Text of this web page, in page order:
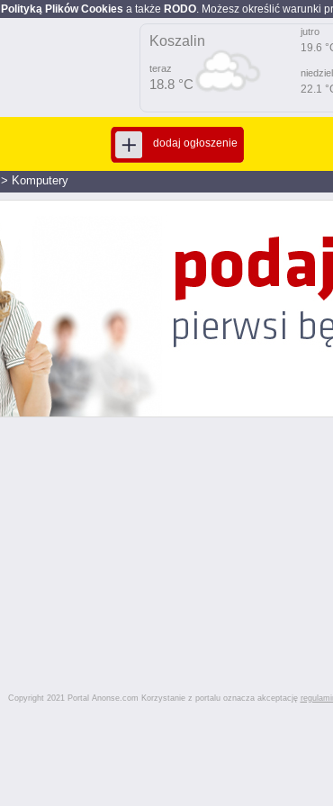
Polityką Plików Cookies a także RODO. Możesz określić warunki
Koszalin
teraz
18.8 °C
jutro
19.6
22.1
dodaj ogłoszenie
> Komputery
Copyright 2021 Portal Anonse.com Korzystanie z portalu oznacza akceptację